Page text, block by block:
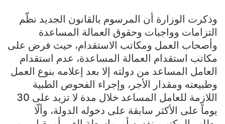
وذكرت الوزارة أن المرسوم بالقانون الجديد نظّم
التزامات وواجبات وحقوق العمالة المساعدة
وأصحاب العمل ومكاتب الاستقدام، حيث فرض على
مكاتب استقدام العمالة المساعدة، عدم استقدام
العامل المساعد من دولته إلا بعد إعلامه بنوع العمل
وطبيعته ومقدار الأجر، وإجراء الفحوص الطبية
اللازمة للعامل المساعد خلال مدة لا تزيد على 30
يوماً على الأكثر سابقة على دخوله الدولة، وألّا